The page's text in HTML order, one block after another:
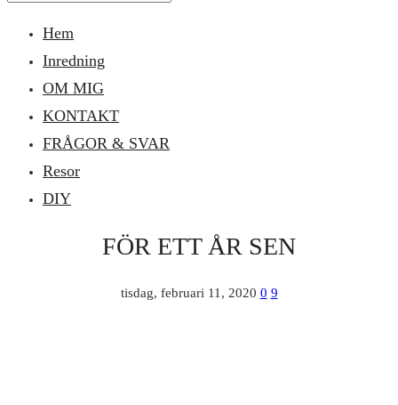
Hem
Inredning
OM MIG
KONTAKT
FRÅGOR & SVAR
Resor
DIY
FÖR ETT ÅR SEN
tisdag, februari 11, 2020 0 9